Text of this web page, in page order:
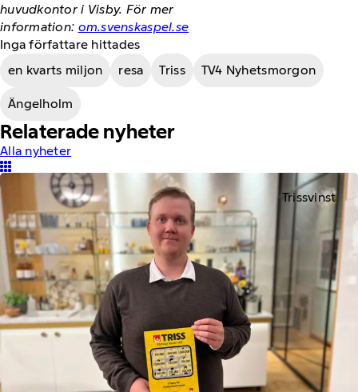
huvudkontor i Visby. För mer
information: om.svenskaspel.se
Inga författare hittades
en kvarts miljon
resa Triss TV4 Nyhetsmorgon
Ängelholm
Relaterade nyheter
Alla nyheter
Trissvinst